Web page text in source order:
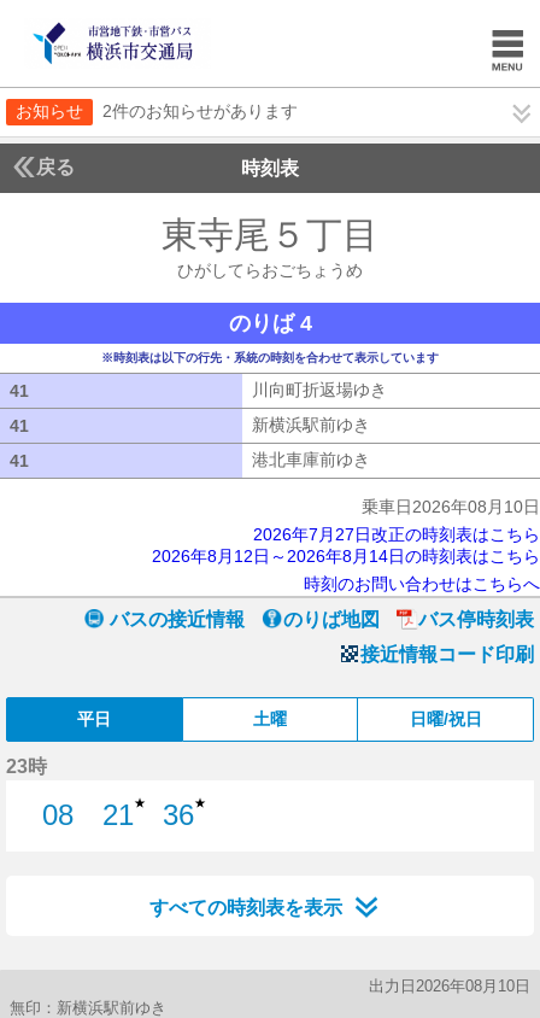
お知らせ 2件のお知らせがあります
戻る 時刻表
東寺尾５丁目
ひがしてらおごちょうめ
のりば 4
※時刻表は以下の行先・系統の時刻を合わせて表示しています
41 川向町折返場ゆき
41
新横浜駅前ゆき
41
港北車庫前ゆき
乗車日2026年08月10日
2026年7月27日改正の時刻表はこちら
2026年8月12日～2026年8月14日の時刻表はこちら
時刻のお問い合わせはこちらへ
バスの接近情報 のりば地図
バス停時刻表
接近情報コード印刷
平日 土曜 日曜/祝日
23時
08
21★
36★
すべての時刻表を表示
出力日2026年08月10日
無印：新横浜駅前ゆき